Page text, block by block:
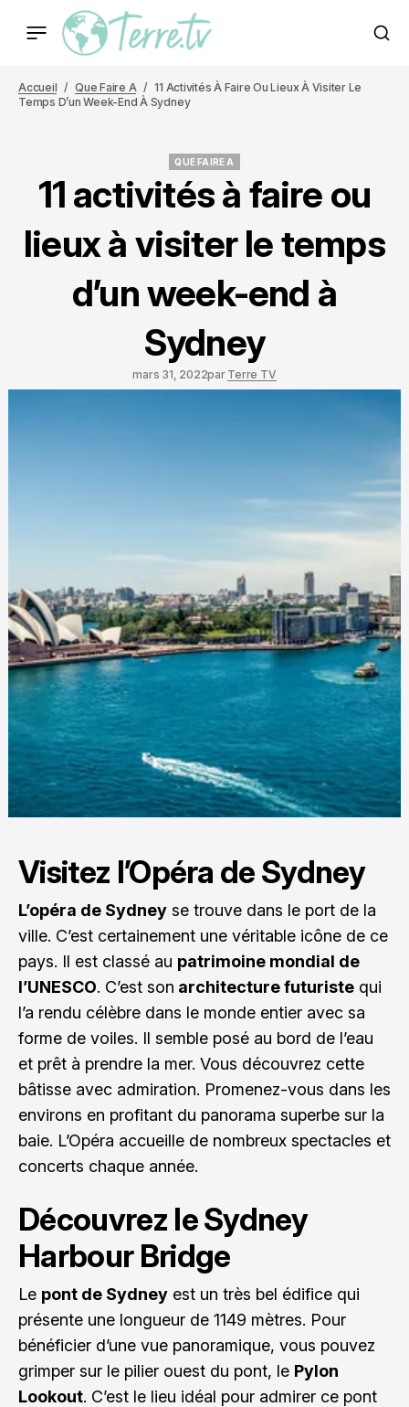
Accueil Que Faire A
11 Activités À Faire Ou Lieux À Visiter Le
Temps D’un Week-End À Sydney
QUE FAIRE A
11 activités à faire ou
lieux à visiter le temps
d’un week-end à
Sydney
mars 31, 2022par Terre TV
Visitez l’Opéra de Sydney
L’opéra de Sydney se trouve dans le port de la
ville. C’est certainement une véritable icône de ce
pays. Il est classé au patrimoine mondial de
l’UNESCO. C’est son architecture futuriste qui
l’a rendu célèbre dans le monde entier avec sa
forme de voiles. Il semble posé au bord de l’eau
et prêt à prendre la mer. Vous découvrez cette
bâtisse avec admiration. Promenez-vous dans les
environs en profitant du panorama superbe sur la
baie. L’Opéra accueille de nombreux spectacles et
concerts chaque année.
Découvrez le Sydney
Harbour Bridge
Le pont de Sydney est un très bel édifice qui
présente une longueur de 1149 mètres. Pour
bénéficier d’une vue panoramique, vous pouvez
grimper sur le pilier ouest du pont, le Pylon
Lookout. C’est le lieu idéal pour admirer ce pont